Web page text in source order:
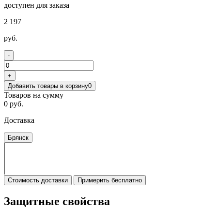
доступен для заказа
2 197
руб.
-
+
Добавить товары в корзину0
Товаров на сумму
0 руб.
Доставка
Брянск
Стоимость доставки Примерить бесплатно
Защитные свойства